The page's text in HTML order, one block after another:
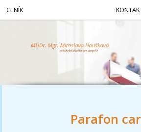
Parafon
CENÍK